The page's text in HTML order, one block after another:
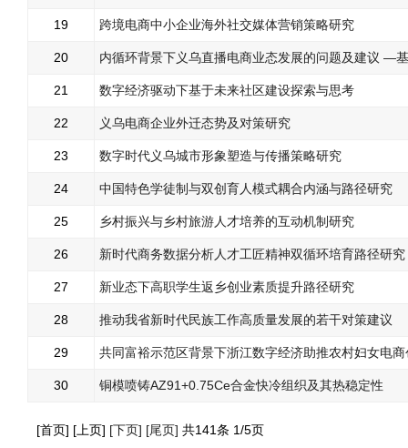
19 跨境电商中小企业海外社交媒体营销策略研究
20 内循环背景下义乌直播电商业态发展的问题及建议 —
21 数字经济驱动下基于未来社区建设探索与思考
22 义乌电商企业外迁态势及对策研究
23 数字时代义乌城市形象塑造与传播策略研究
24 中国特色学徒制与双创育人模式耦合内涵与路径研究
25 乡村振兴与乡村旅游人才培养的互动机制研究
26 新时代商务数据分析人才工匠精神双循环培育路径研究
27 新业态下高职学生返乡创业素质提升路径研究
28 推动我省新时代民族工作高质量发展的若干对策建议
29 共同富裕示范区背景下浙江数字经济助推农村妇女电
30 铜模喷铸AZ91+0.75Ce合金快冷组织及其热稳定性
[首页] [上页] [下页] [尾页] 共141条 1/5页